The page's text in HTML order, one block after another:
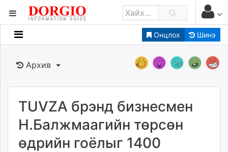
Онцлох Шинэ
Мэдээллийн
Банк санхүү
Бизнес ААН
Төрийн
dorgio.mn
Архив
TUVZA брэнд бизнесмен
Н.Балжмаагийн төрсөн
өдрийн гоёлыг 1400